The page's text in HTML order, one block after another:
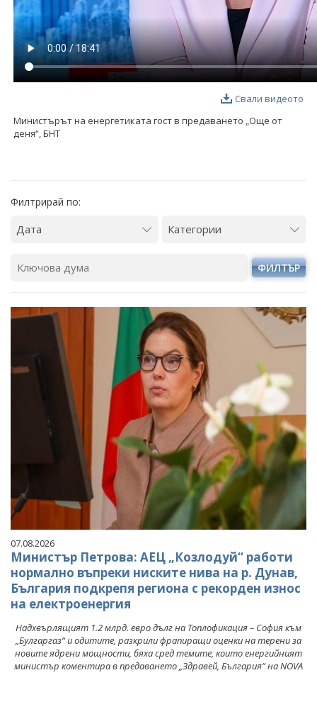
Свали видеото
Министърът на енергетиката гост в предаването „Още от
деня“, БНТ
Филтрирай по:
ФИЛТЪР
07.08.2026
Министър Петрова: АЕЦ „Козлодуй“ работи
нормално въпреки ниските нива на р. Дунав,
България подкрепя региона с рекорден износ
на електроенергия
Надхвърлящият 1.2 млрд. евро дълг на Топлофикация – София към
„Булгаргаз“ и одитите, разкрили фрапиращи оценки на терени за
новите ядрени мощности, бяха сред темите, които енергийният
министър коментира в предаването „Здравей, България“ на NOVA